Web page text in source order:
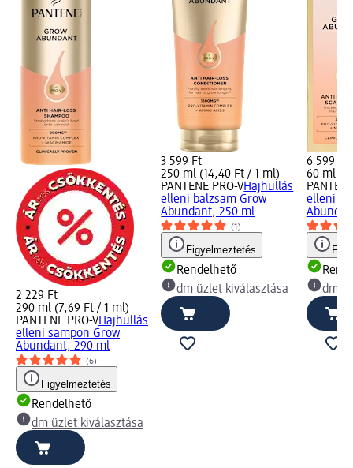
2 229 Ft
290 ml (7,69 Ft / 1 ml)
PANTENE PRO-VHajhullás
elleni sampon Grow
Abundant, 290 ml
(6)
Figyelmeztetés
Rendelhető
dm üzlet kiválasztása
3 599 Ft
250 ml (14,40 Ft / 1 ml)
PANTENE PRO-VHajhullás
elleni balzsam Grow
Abundant, 250 ml
(1)
Figyelmeztetés
Rendelhető
dm üzlet kiválasztása
6 599 Ft
60 ml
elleni
dm